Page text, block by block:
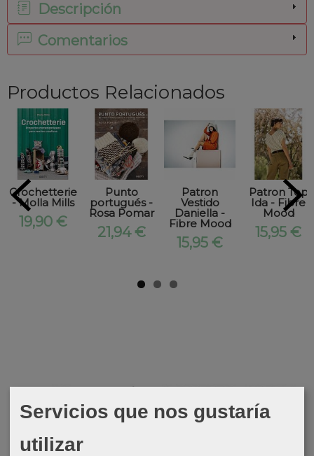
Descripción
Comentarios
Productos Relacionados
Crochetterie
- Molla Mills
19,90 €
Punto
portugués -
Rosa Pomar
21,94 €
Patron
Vestido
Daniella -
Fibre Mood
15,95 €
Patron Top
Ida - Fibre
Mood
15,95 €
Servicios que nos gustaría
utilizar